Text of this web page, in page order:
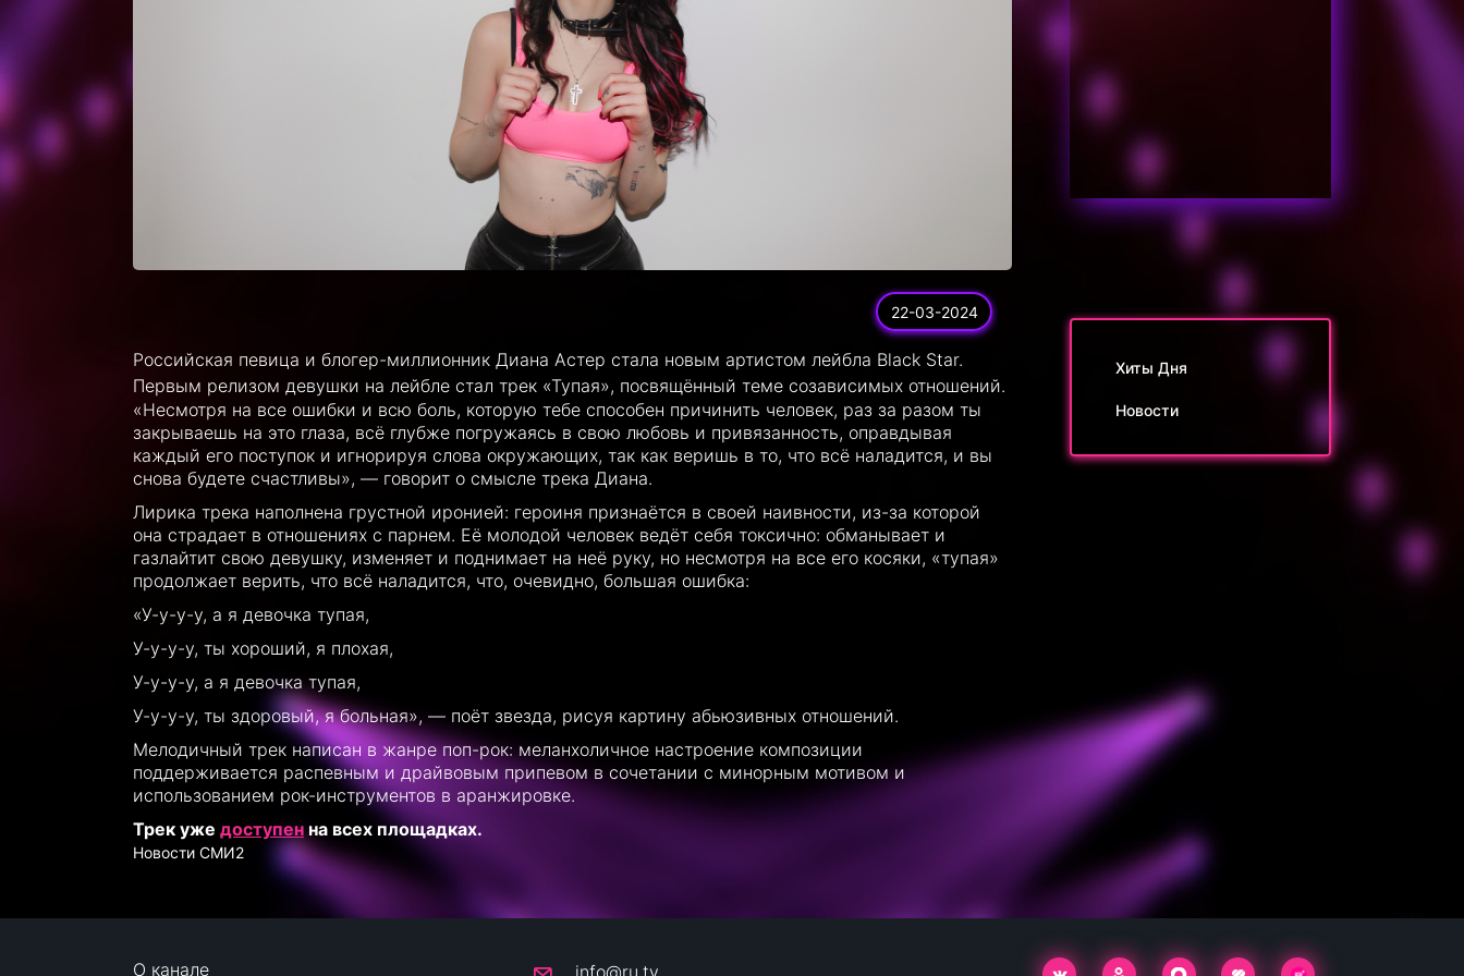
22-03-2024
Российская певица и блогер-миллионник Диана Астер стала новым артистом лейбла Black Star.
Первым релизом девушки на лейбле стал трек «Тупая», посвящённый теме созависимых отношений.
«Несмотря на все ошибки и всю боль, которую тебе способен причинить человек, раз за разом ты
закрываешь на это глаза, всё глубже погружаясь в свою любовь и привязанность, оправдывая
каждый его поступок и игнорируя слова окружающих, так как веришь в то, что всё наладится, и вы
снова будете счастливы», — говорит о смысле трека Диана.
Лирика трека наполнена грустной иронией: героиня признаётся в своей наивности, из-за которой
она страдает в отношениях с парнем. Её молодой человек ведёт себя токсично: обманывает и
газлайтит свою девушку, изменяет и поднимает на неё руку, но несмотря на все его косяки, «тупая»
продолжает верить, что всё наладится, что, очевидно, большая ошибка:
«У-у-у-у, а я девочка тупая,
У-у-у-у, ты хороший, я плохая,
У-у-у-у, а я девочка тупая,
У-у-у-у, ты здоровый, я больная», — поёт звезда, рисуя картину абьюзивных отношений.
Мелодичный трек написан в жанре поп-рок: меланхоличное настроение композиции
поддерживается распевным и драйвовым припевом в сочетании с минорным мотивом и
использованием рок-инструментов в аранжировке.
Трек уже доступен на всех площадках.
Новости СМИ2
Хиты Дня
Новости
О канале info@ru.tv